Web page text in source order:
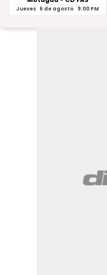
Jueves 6 de agosto 9:00 PM